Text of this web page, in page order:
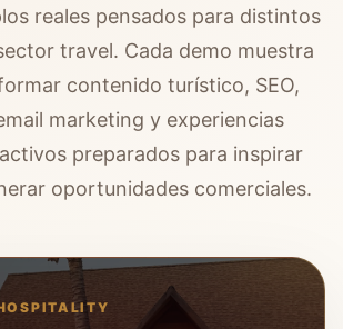
reales pensados para distintos
travel. Cada demo muestra
contenido turístico, SEO,
marketing y experiencias
preparados para inspirar
oportunidades comerciales.